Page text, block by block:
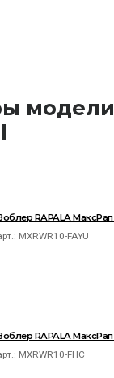
модели
RAPALA
MXRWR10-FAYU
RAPALA
MXRWR10-FHC